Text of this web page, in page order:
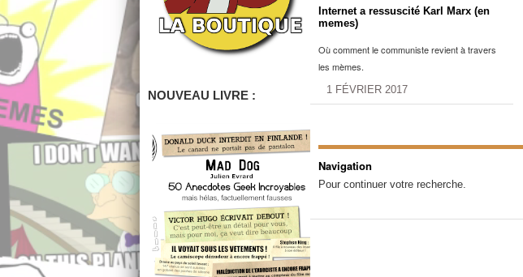
NOUVEAU LIVRE :
Internet a ressuscité Karl Marx (en
memes)
Où comment le communiste revient à travers
les mèmes.
1 FÉVRIER 2017
Navigation
Pour continuer votre recherche.